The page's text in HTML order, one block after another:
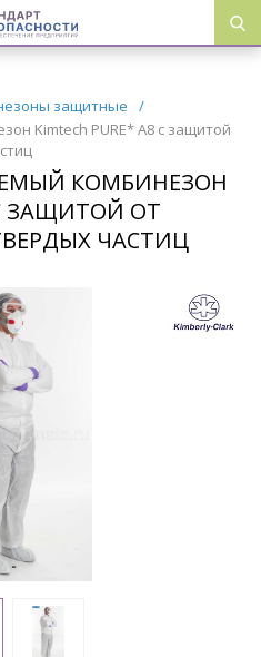
защитные
/
Kimtech PURE* A8 с защитой
КОМБИНЕЗОН
С ЗАЩИТОЙ ОТ
ЧАСТИЦ